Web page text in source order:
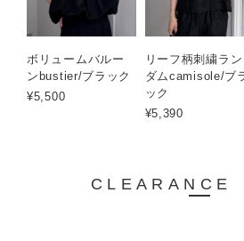
ボリュームバルー
ンbustier/ブラック
¥5,500
リーフ柄刺繍ラン
ダムcamisole/ブ
ック
¥5,390
CLEARANCE